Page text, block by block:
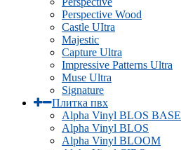
Perspective Wood
Castle UItra
Majestic
Capture Ultra
Impressive Patterns Ultra
Muse Ultra
Signature
Плитка пвх
Alpha Vinyl BLOS BASE
Alpha Vinyl BLOS
Alpha Vinyl BLOOM